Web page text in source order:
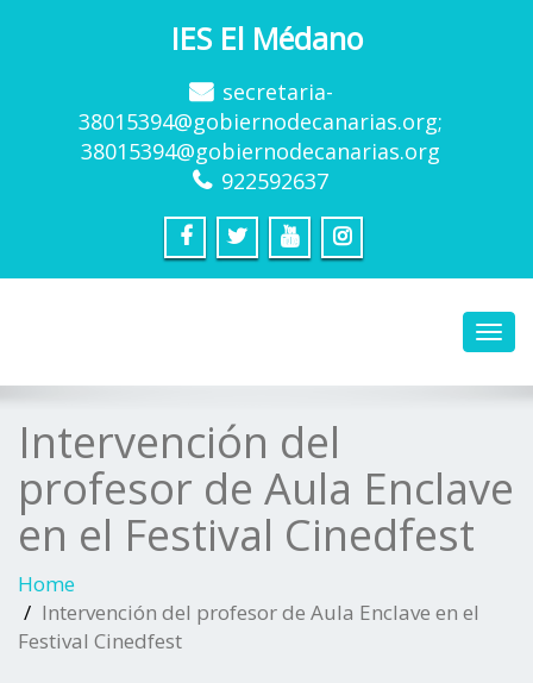
IES El Médano
secretaria-
38015394@gobiernodecanarias.org;
38015394@gobiernodecanarias.org
922592637
Intervención del
profesor de Aula Enclave
en el Festival Cinedfest
Home
Intervención del profesor de Aula Enclave en el
Festival Cinedfest